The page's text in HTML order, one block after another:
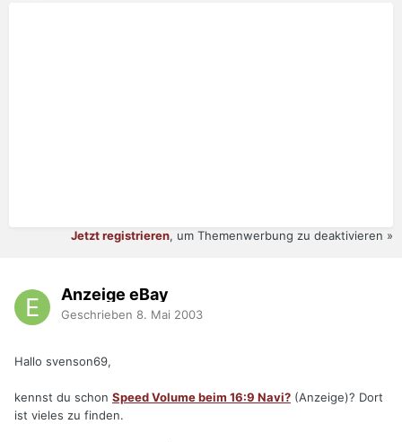
Jetzt registrieren, um Themenwerbung zu deaktivieren »
Anzeige eBay
Geschrieben 8. Mai 2003
Hallo svenson69,
kennst du schon Speed Volume beim 16:9 Navi? (Anzeige)? Dort
ist vieles zu finden.